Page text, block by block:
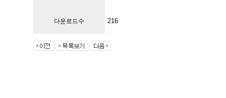
다운로드수 216